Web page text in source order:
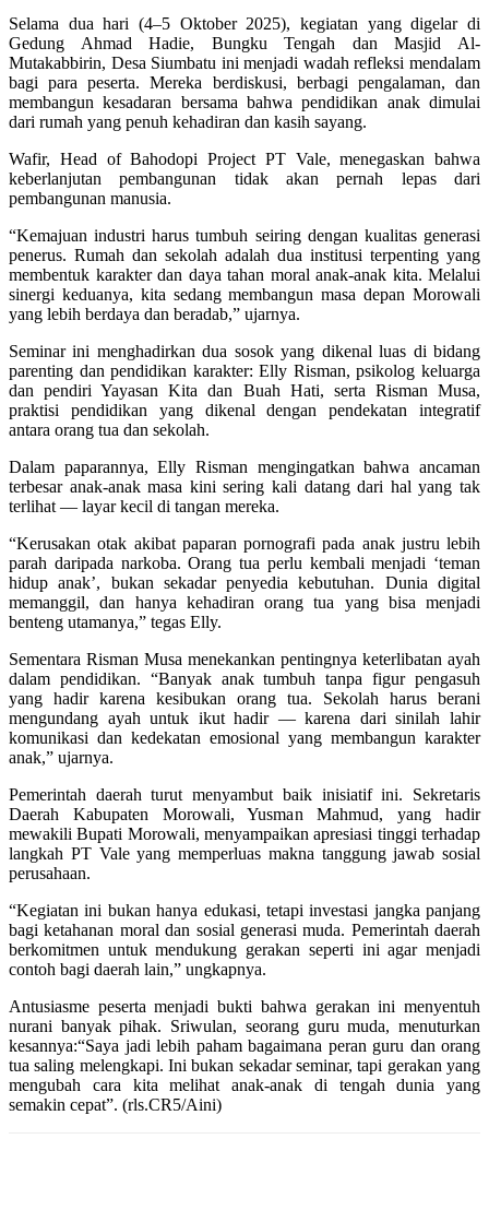
Selama dua hari (4–5 Oktober 2025), kegiatan yang digelar di
Gedung Ahmad Hadie, Bungku Tengah dan Masjid Al-
Mutakabbirin, Desa Siumbatu ini menjadi wadah refleksi mendalam
bagi para peserta. Mereka berdiskusi, berbagi pengalaman, dan
membangun kesadaran bersama bahwa pendidikan anak dimulai
dari rumah yang penuh kehadiran dan kasih sayang.
Wafir, Head of Bahodopi Project PT Vale, menegaskan bahwa
keberlanjutan pembangunan tidak akan pernah lepas dari
pembangunan manusia.
“Kemajuan industri harus tumbuh seiring dengan kualitas generasi
penerus. Rumah dan sekolah adalah dua institusi terpenting yang
membentuk karakter dan daya tahan moral anak-anak kita. Melalui
sinergi keduanya, kita sedang membangun masa depan Morowali
yang lebih berdaya dan beradab,” ujarnya.
Seminar ini menghadirkan dua sosok yang dikenal luas di bidang
parenting dan pendidikan karakter: Elly Risman, psikolog keluarga
dan pendiri Yayasan Kita dan Buah Hati, serta Risman Musa,
praktisi pendidikan yang dikenal dengan pendekatan integratif
antara orang tua dan sekolah.
Dalam paparannya, Elly Risman mengingatkan bahwa ancaman
terbesar anak-anak masa kini sering kali datang dari hal yang tak
terlihat — layar kecil di tangan mereka.
“Kerusakan otak akibat paparan pornografi pada anak justru lebih
parah daripada narkoba. Orang tua perlu kembali menjadi ‘teman
hidup anak’, bukan sekadar penyedia kebutuhan. Dunia digital
memanggil, dan hanya kehadiran orang tua yang bisa menjadi
benteng utamanya,” tegas Elly.
Sementara Risman Musa menekankan pentingnya keterlibatan ayah
dalam pendidikan. “Banyak anak tumbuh tanpa figur pengasuh
yang hadir karena kesibukan orang tua. Sekolah harus berani
mengundang ayah untuk ikut hadir — karena dari sinilah lahir
komunikasi dan kedekatan emosional yang membangun karakter
anak,” ujarnya.
Pemerintah daerah turut menyambut baik inisiatif ini. Sekretaris
Daerah Kabupaten Morowali, Yusman Mahmud, yang hadir
mewakili Bupati Morowali, menyampaikan apresiasi tinggi terhadap
langkah PT Vale yang memperluas makna tanggung jawab sosial
perusahaan.
“Kegiatan ini bukan hanya edukasi, tetapi investasi jangka panjang
bagi ketahanan moral dan sosial generasi muda. Pemerintah daerah
berkomitmen untuk mendukung gerakan seperti ini agar menjadi
contoh bagi daerah lain,” ungkapnya.
Antusiasme peserta menjadi bukti bahwa gerakan ini menyentuh
nurani banyak pihak. Sriwulan, seorang guru muda, menuturkan
kesannya:“Saya jadi lebih paham bagaimana peran guru dan orang
tua saling melengkapi. Ini bukan sekadar seminar, tapi gerakan yang
mengubah cara kita melihat anak-anak di tengah dunia yang
semakin cepat”. (rls.CR5/Aini)